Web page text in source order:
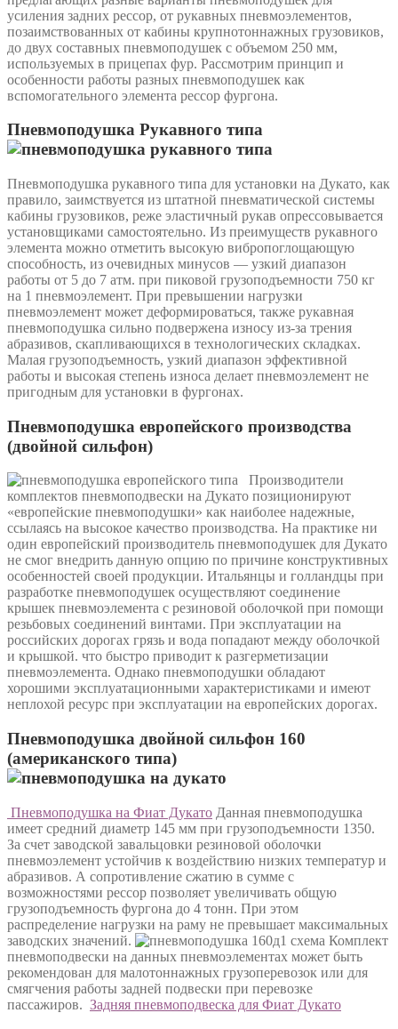
усиления задних рессор, от рукавных пневмоэлементов,
позаимствованных от кабины крупнотоннажных грузовиков,
до двух составных пневмоподушек с объемом 250 мм,
используемых в прицепах фур. Рассмотрим принцип и
особенности работы разных пневмоподушек как
вспомогательного элемента рессор фургона.
Пневмоподушка Рукавного типа
Пневмоподушка рукавного типа для установки на Дукато, как
правило, заимствуется из штатной пневматической системы
кабины грузовиков, реже эластичный рукав опрессовывается
установщиками самостоятельно. Из преимуществ рукавного
элемента можно отметить высокую вибропоглощающую
способность, из очевидных минусов — узкий диапазон
работы от 5 до 7 атм. при пиковой грузоподъемности 750 кг
на 1 пневмоэлемент. При превышении нагрузки
пневмоэлемент может деформироваться, также рукавная
пневмоподушка сильно подвержена износу из-за трения
абразивов, скапливающихся в технологических складках.
Малая грузоподъемность, узкий диапазон эффективной
работы и высокая степень износа делает пневмоэлемент не
пригодным для установки в фургонах.
Пневмоподушка европейского производства
(двойной сильфон)
Производители
комплектов пневмоподвески на Дукато позиционируют
«европейские пневмоподушки» как наиболее надежные,
ссылаясь на высокое качество производства. На практике ни
один европейский производитель пневмоподушек для Дукато
не смог внедрить данную опцию по причине конструктивных
особенностей своей продукции. Итальянцы и голландцы при
разработке пневмоподушек осуществляют соединение
крышек пневмоэлемента с резиновой оболочкой при помощи
резьбовых соединений винтами. При эксплуатации на
российских дорогах грязь и вода попадают между оболочкой
и крышкой. что быстро приводит к разгерметизации
пневмоэлемента. Однако пневмоподушки обладают
хорошими эксплуатационными характеристиками и имеют
неплохой ресурс при эксплуатации на европейских дорогах.
Пневмоподушка двойной сильфон 160
(американского типа)
Пневмоподушка на Фиат Дукато Данная пневмоподушка
имеет средний диаметр 145 мм при грузоподъемности 1350.
За счет заводской завальцовки резиновой оболочки
пневмоэлемент устойчив к воздействию низких температур и
абразивов. А сопротивление сжатию в сумме с
возможностями рессор позволяет увеличивать общую
грузоподъемность фургона до 4 тонн. При этом
распределение нагрузки на раму не превышает максимальных
заводских значений.
Комплект
пневмоподвески на данных пневмоэлементах может быть
рекомендован для малотоннажных грузоперевозок или для
смягчения работы задней подвески при перевозке
пассажиров. Задняя пневмоподвеска для Фиат Дукато